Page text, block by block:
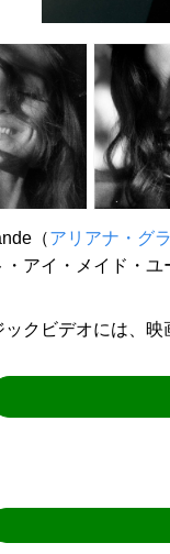
（アリアナ・グ
・アイ・メイド・
ックビデオには、